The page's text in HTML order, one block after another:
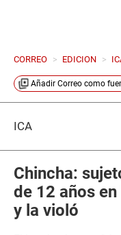
CORREO > EDICION >
Añadir Correo como
ICA
Chincha:
de 12 años
y la violó